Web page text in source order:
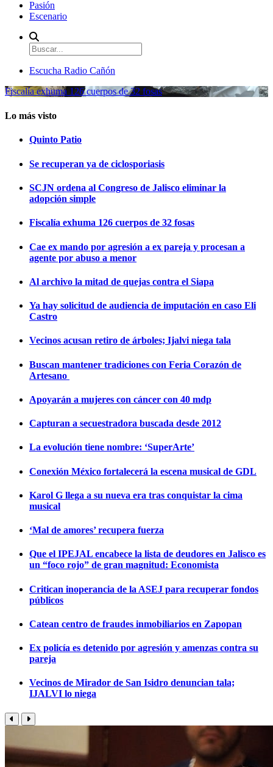
Pasión
Escenario
Escucha Radio Cañón
Fiscalía exhuma 126 cuerpos de 32 fosas
Lo más visto
Quinto Patio
Se recuperan ya de ciclosporiasis
SCJN ordena al Congreso de Jalisco eliminar la
adopción simple
Fiscalía exhuma 126 cuerpos de 32 fosas
Cae ex mando por agresión a ex pareja y procesan a
agente por abuso a menor
Al archivo la mitad de quejas contra el Siapa
Ya hay solicitud de audiencia de imputación en caso Eli
Castro
Vecinos acusan retiro de árboles; Ijalvi niega tala
Buscan mantener tradiciones con Feria Corazón de
Artesano
Apoyarán a mujeres con cáncer con 40 mdp
Capturan a secuestradora buscada desde 2012
La evolución tiene nombre: ‘SuperArte’
Conexión México fortalecerá la escena musical de GDL
Karol G llega a su nueva era tras conquistar la cima
musical
‘Mal de amores’ recupera fuerza
Que el IPEJAL encabece la lista de deudores en Jalisco es
un “foco rojo” de gran magnitud: Economista
Critican inoperancia de la ASEJ para recuperar fondos
públicos
Catean centro de fraudes inmobiliarios en Zapopan
Ex policía es detenido por agresión y amenzas contra su
pareja
Vecinos de Mirador de San Isidro denuncian tala;
IJALVI lo niega